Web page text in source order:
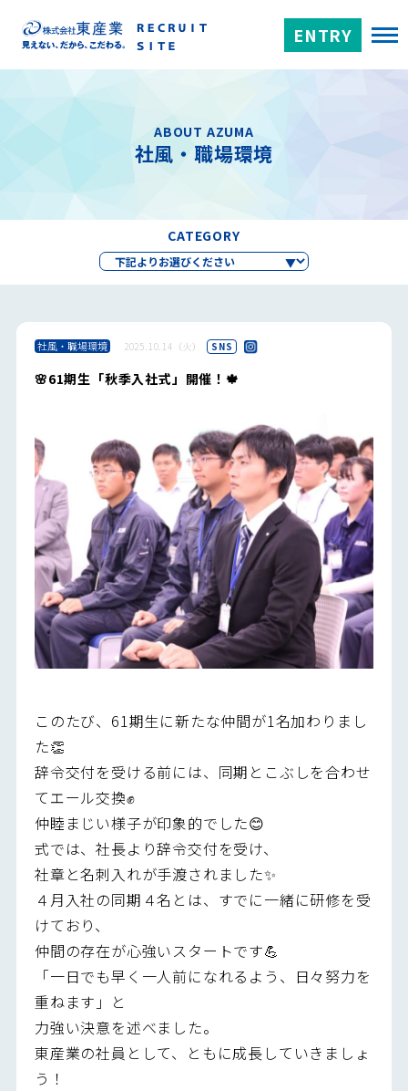
ENTRY
ABOUT AZUMA
社風・職場環境
CATEGORY
社風・職場環境 2025.10.14（火） SNS
🌸61期生「秋季入社式」開催！🍁
このたび、61期生に新たな仲間が1名加わりまし
た👏
辞令交付を受ける前には、同期とこぶしを合わせ
てエール交換✊
仲睦まじい様子が印象的でした😊
式では、社長より辞令交付を受け、
社章と名刺入れが手渡されました✨
４月入社の同期４名とは、すでに一緒に研修を受
けており、
仲間の存在が心強いスタートです💪
「一日でも早く一人前になれるよう、日々努力を
重ねます」と
力強い決意を述べました。
東産業の社員として、ともに成長していきましょ
う！